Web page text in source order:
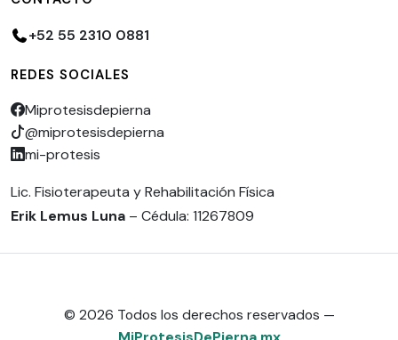
+52 55 2310 0881
REDES SOCIALES
Miprotesisdepierna
@miprotesisdepierna
mi-protesis
Lic. Fisioterapeuta y Rehabilitación Física
Erik Lemus Luna – Cédula: 11267809
© 2026 Todos los derechos reservados —